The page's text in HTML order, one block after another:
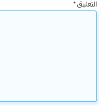
التعليق*